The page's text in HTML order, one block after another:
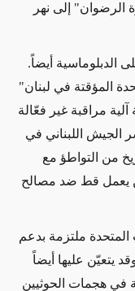
إلى نهر
الدبلوماسية أيضاً.
المؤقتة في لبنان"
مراقبة غير فعّالة
الجيش اللبناني في
من التواطؤ مع
يعمل قط ضد مصالح
المتحدة ملتزمة بدعم
يتعيّن عليها أيضاً
في هجمات الحوثيين